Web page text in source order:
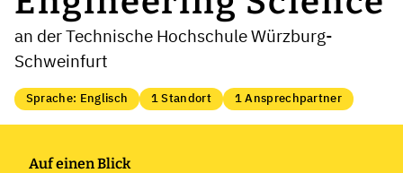
an der Technische Hochschule Würzburg-
Schweinfurt
Sprache: Englisch 1 Standort 1 Ansprechpartner
Auf einen Blick